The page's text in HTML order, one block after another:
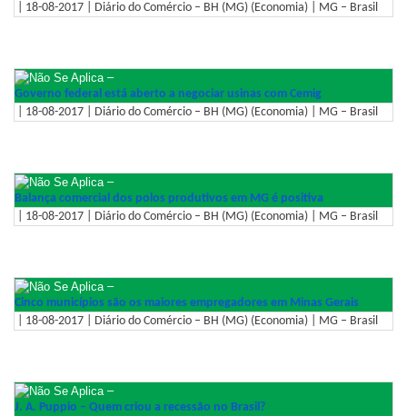
| 18-08-2017 | Diário do Comércio – BH (MG) (Economia) | MG – Brasil
–
Governo federal está aberto a negociar usinas com Cemig
| 18-08-2017 | Diário do Comércio – BH (MG) (Economia) | MG – Brasil
–
Balança comercial dos polos produtivos em MG é positiva
| 18-08-2017 | Diário do Comércio – BH (MG) (Economia) | MG – Brasil
–
Cinco municípios são os maiores empregadores em Minas Gerais
| 18-08-2017 | Diário do Comércio – BH (MG) (Economia) | MG – Brasil
–
J. A. Puppio – Quem criou a recessão no Brasil?